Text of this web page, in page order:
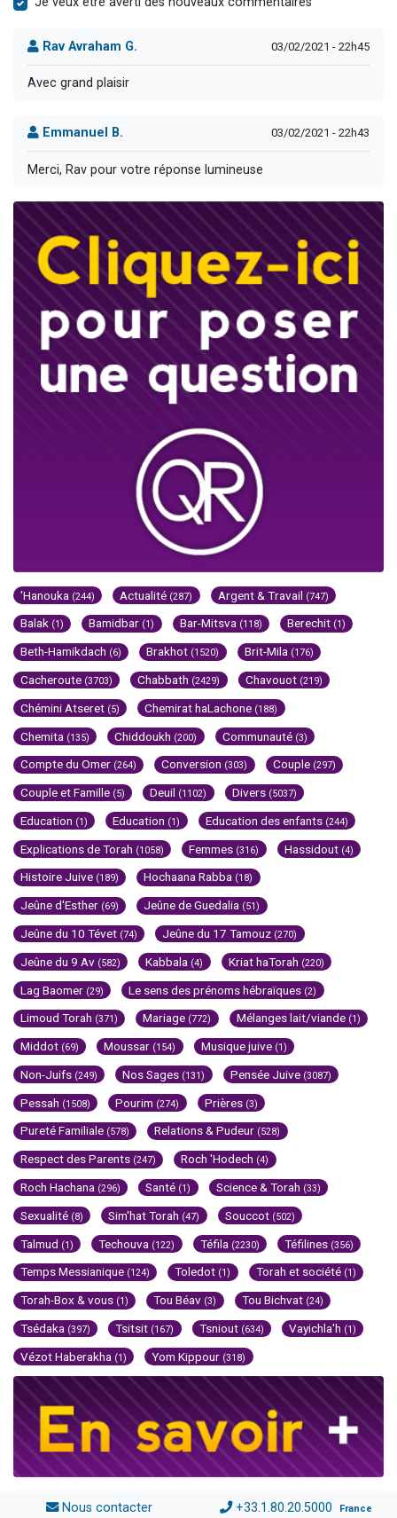
Rav Avraham G. 03/02/2021 - 22h45
Avec grand plaisir
Emmanuel B. 03/02/2021 - 22h43
Merci, Rav pour votre réponse lumineuse
'Hanouka (244) Actualité (287) Argent & Travail (747)
Balak (1) Bamidbar (1) Bar-Mitsva (118) Berechit (1)
Beth-Hamikdach (6) Brakhot (1520) Brit-Mila (176)
Cacheroute (3703) Chabbath (2429) Chavouot (219)
Chémini Atseret (5) Chemirat haLachone (188)
Chemita (135) Chiddoukh (200) Communauté (3)
Compte du Omer (264) Conversion (303) Couple (297)
Couple et Famille (5) Deuil (1102) Divers (5037)
Education (1) Education (1) Education des enfants (244)
Explications de Torah (1058) Femmes (316) Hassidout (4)
Histoire Juive (189) Hochaana Rabba (18)
Jeûne d'Esther (69) Jeûne de Guedalia (51)
Jeûne du 10 Tévet (74) Jeûne du 17 Tamouz (270)
Jeûne du 9 Av (582) Kabbala (4) Kriat haTorah (220)
Lag Baomer (29) Le sens des prénoms hébraïques (2)
Limoud Torah (371) Mariage (772) Mélanges lait/viande (1)
Middot (69) Moussar (154) Musique juive (1)
Non-Juifs (249) Nos Sages (131) Pensée Juive (3087)
Pessah (1508) Pourim (274) Prières (3)
Pureté Familiale (578) Relations & Pudeur (528)
Respect des Parents (247) Roch 'Hodech (4)
Roch Hachana (296) Santé (1) Science & Torah (33)
Sexualité (8) Sim'hat Torah (47) Souccot (502)
Talmud (1) Techouva (122) Téfila (2230) Téfilines (356)
Temps Messianique (124) Toledot (1) Torah et société (1)
Torah-Box & vous (1) Tou Béav (3) Tou Bichvat (24)
Tsédaka (397) Tsitsit (167) Tsniout (634) Vayichla'h (1)
Vézot Haberakha (1) Yom Kippour (318)
Nous contacter +33.1.80.20.5000 France